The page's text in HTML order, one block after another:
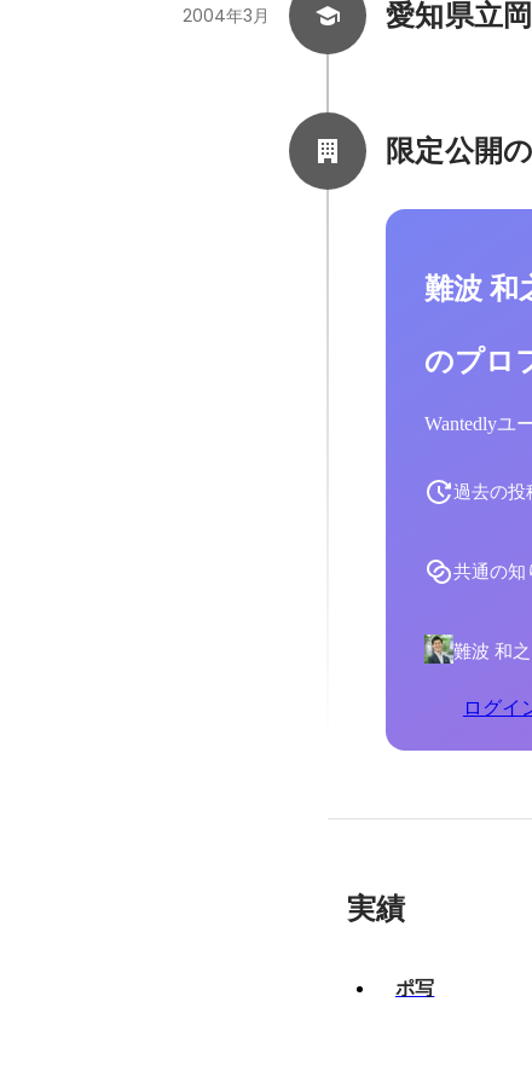
愛知県立
2004年3月
限定公開
難波 和
のプロ
Wantedlyユ
過去の投
共通の知
難波 和
ログイ
実績
ポ写